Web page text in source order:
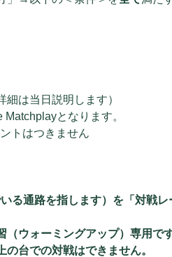
は当日説明します）
となります。
トはつきません
る通路を指します）を「対戦
ウォーミングアップ）専用です
台での対戦はできません。